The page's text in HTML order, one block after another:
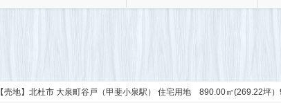
【売地】北杜市 大泉町谷戸（甲斐小泉駅） 住宅用地 890.00㎡(269.22坪